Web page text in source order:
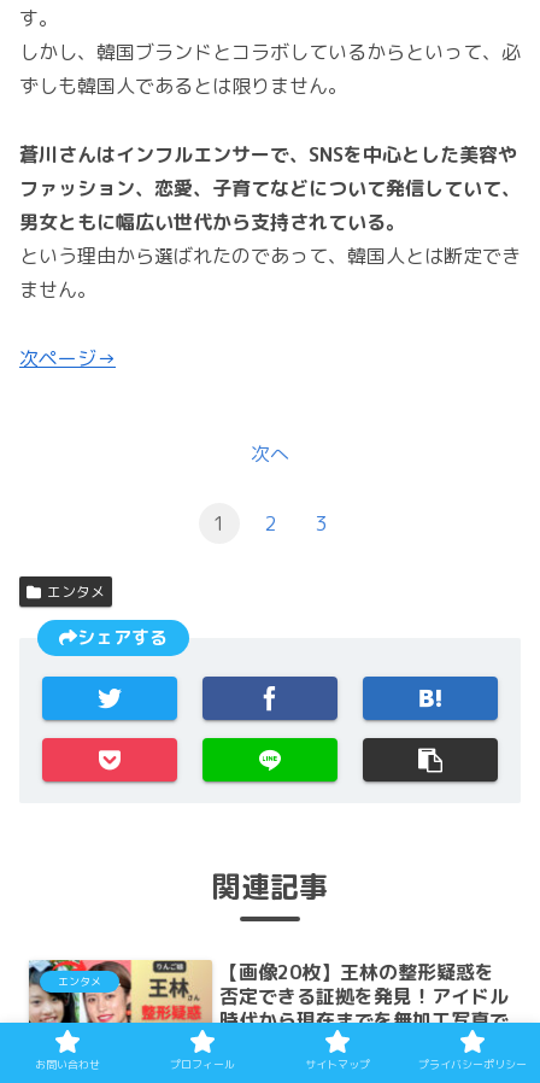
す。
しかし、韓国ブランドとコラボしているからといって、必
ずしも韓国人であるとは限りません。
蒼川さんはインフルエンサーで、SNSを中心とした美容や
ファッション、恋愛、子育てなどについて発信していて、
男女ともに幅広い世代から支持されている。
という理由から選ばれたのであって、韓国人とは断定でき
ません。
次ページ→
次へ
1 2 3
エンタメ
シェアする
関連記事
エンタメ
【画像20枚】王林の整形疑惑を
否定できる証拠を発見！アイドル
時代から現在までを無加工写真で
数々のバラエティー番組に引っ張りだこで人気の王林(おうりん)さ
お問い合わせ プロフィール サイトマップ プライバシーポリシー